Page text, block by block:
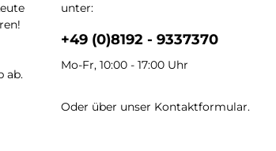
unter:
+49 (0)8192 - 9337370
Mo-Fr, 10:00 - 17:00 Uhr
Oder über unser Kontaktformular.
ab.